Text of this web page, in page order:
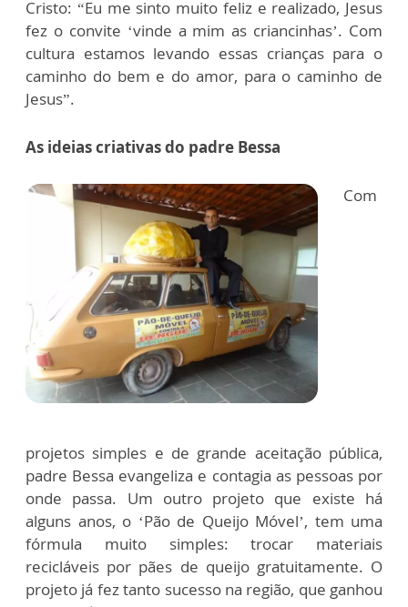
Cristo: “Eu me sinto muito feliz e realizado, Jesus
fez o convite ‘vinde a mim as criancinhas’. Com
cultura estamos levando essas crianças para o
caminho do bem e do amor, para o caminho de
Jesus”.
As ideias criativas do padre Bessa
Com
projetos simples e de grande aceitação pública,
padre Bessa evangeliza e contagia as pessoas por
onde passa. Um outro projeto que existe há
alguns anos, o ‘Pão de Queijo Móvel’, tem uma
fórmula muito simples: trocar materiais
recicláveis por pães de queijo gratuitamente. O
projeto já fez tanto sucesso na região, que ganhou